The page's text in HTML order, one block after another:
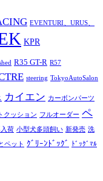
EVENTURI、URUS、
KPR
R35 GT-R R57
steering TokyoAutoSalon
カイエン カーボンパーツ
クッション フルオーダー ペ
荷 小型犬多頭飼い 新発売 洗
ペット ｸﾞﾘｰﾝﾄﾞｯｸﾞ ﾄﾞｯｸﾞﾏﾙ